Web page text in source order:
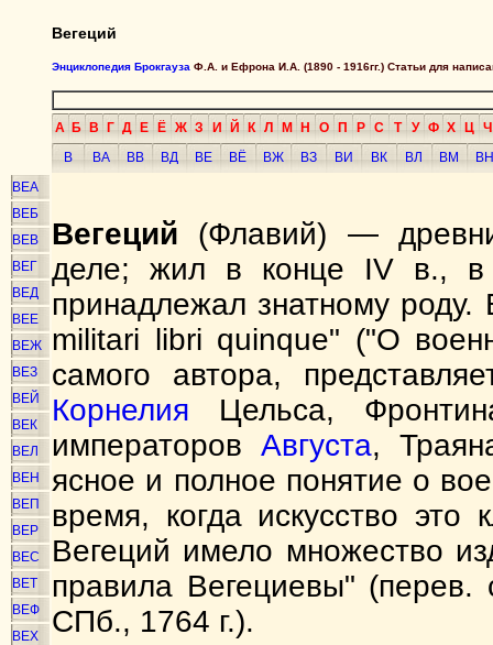
Вегеций
Энциклопедия Брокгауза Ф.А. и Ефрона И.А. (1890 - 1916гг.) Статьи для
А Б В Г Д Е Ё Ж З И Й К Л М Н О П Р С Т У Ф Х Ц Ч
В
ВА ВВ ВД ВЕ ВЁ ВЖ ВЗ ВИ ВК ВЛ ВМ
ВН
ВЕА
ВЕБ
ВЕВ
ВЕГ
ВЕД
ВЕЕ
ВЕЖ
ВЕЗ
ВЕЙ
ВЕК
ВЕЛ
ВЕН
ВЕП
ВЕР
ВЕС
ВЕТ
ВЕФ
ВЕХ
Вегеций (Флавий) —
деле; жил в конце IV в., в
принадлежал знатному
militari libri quinque" ("О
самого автора,
Корнелия Цельса,
императоровАвгуста,
ясное и полное понятие о
время, когда искусство это
Вегеций имело множество
правила Вегециевы"
СПб., 1764 г.).